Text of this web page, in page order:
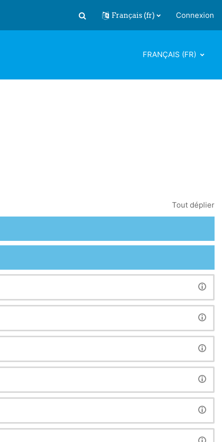
Activer/désactiver la saisie de
Français ‎(fr)‎ Connexion
FRANÇAIS ‎(FR)‎
Tout déplier